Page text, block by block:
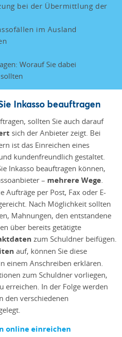
bei der Übermittlung der
im Ausland
Inkasso beauftragen
sollten Sie auch darauf
sich der Anbieter zeigt. Bei
ist das Einreichen eines
kundenfreundlich gestaltet.
Inkasso beauftragen können,
– mehrere Wege.
Aufträge per Post, Fax oder E-
Nach Möglichkeit sollten
Mahnungen, den entstandene
über bereits getätigte
zum Schuldner beifügen.
auf, können Sie diese
einem Anschreiben erklären.
zum Schuldner vorliegen,
erreichen. In der Folge werden
den verschiedenen
online einreichen